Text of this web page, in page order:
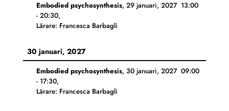
Embodied psychosynthesis, 29 januari, 2027 13:00
- 20:30,
Lärare: Francesca Barbagli
30 januari, 2027
Embodied psychosynthesis, 30 januari, 2027 09:00
- 17:30,
Lärare: Francesca Barbagli